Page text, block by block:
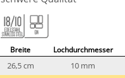
Breite Lochdurchmesser
26,5 cm
10 mm